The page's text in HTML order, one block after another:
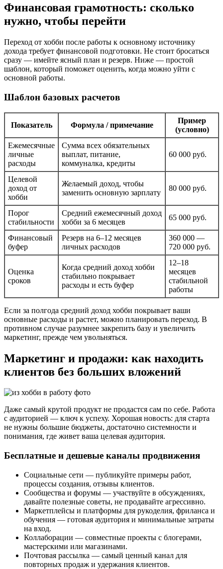
Финансовая грамотность: сколько
нужно, чтобы перейти
Переход от хобби после работы к основному источнику
дохода требует финансовой подготовки. Не стоит бросаться
сразу — имейте ясный план и резерв. Ниже — простой
шаблон, который поможет оценить, когда можно уйти с
основной работы.
Шаблон базовых расчетов
Показатель Формула / примечание
Пример
(условно)
Ежемесячные
личные
расходы
Сумма всех обязательных
выплат, питание,
коммуналка, кредиты
60 000 руб.
Целевой
доход от
хобби
Желаемый доход, чтобы
заменить основную зарплату
80 000 руб.
Порог
стабильности
Средний ежемесячный доход
хобби за 6 месяцев
65 000 руб.
Финансовый
буфер
Резерв на 6–12 месяцев
личных расходов
360 000 —
720 000 руб.
Оценка
сроков
Когда средний доход хобби
стабильно покрывает
расходы и есть буфер
12–18
месяцев
стабильной
работы
Если за полгода средний доход хобби покрывает ваши
основные расходы и растет, можно планировать переход. В
противном случае разумнее закрепить базу и увеличить
маркетинг, прежде чем увольняться.
Маркетинг и продажи: как находить
клиентов без больших вложений
Даже самый крутой продукт не продастся сам по себе. Работа
с аудиторией — ключ к успеху. Хорошая новость: для старта
не нужны большие бюджеты, достаточно системности и
понимания, где живет ваша целевая аудитория.
Бесплатные и дешевые каналы продвижения
Социальные сети — публикуйте примеры работ,
процессы создания, отзывы клиентов.
Сообщества и форумы — участвуйте в обсуждениях,
давайте полезные советы, не продавайте агрессивно.
Маркетплейсы и платформы для рукоделия, фриланса и
обучения — готовая аудитория и минимальные затраты
на вход.
Коллаборации — совместные проекты с блогерами,
мастерскими или магазинами.
Почтовая рассылка — самый ценный канал для
повторных продаж и удержания клиентов.